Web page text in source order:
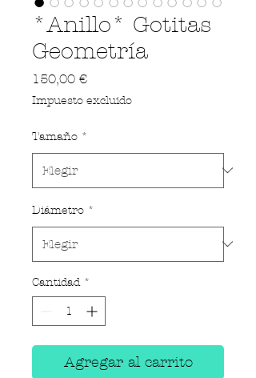
*Anillo* Gotitas
Geometría
150,00 €Precio
Impuesto excluido
Tamaño *
Diámetro *
Cantidad *
Agregar al carrito